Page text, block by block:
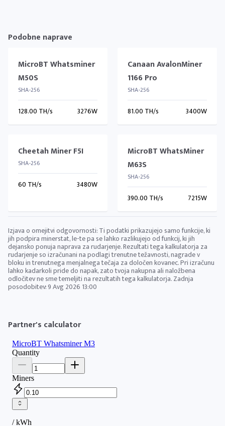
Podobne naprave
MicroBT Whatsminer
M50S
SHA-256
128.00 TH/s 3276W
Canaan AvalonMiner
1166 Pro
SHA-256
81.00 TH/s 3400W
Cheetah Miner F5I
SHA-256
60 TH/s 3480W
MicroBT WhatsMiner
M63S
SHA-256
390.00 TH/s 7215W
Izjava o omejitvi odgovornosti: Ti podatki prikazujejo samo funkcije, ki
jih podpira minerstat, le-te pa se lahko razlikujejo od funkcij, ki jih
dejansko ponuja naprava za rudarjenje. Rezultati tega kalkulatorja za
rudarjenje so izračunani na podlagi trenutne težavnosti, nagrade v
bloku in trenutnega menjalnega tečaja za določen kovanec. Pri izračunu
lahko kadarkoli pride do napak, zato tvoja nakupna ali naložbena
odločitev ne sme temeljiti na rezultatih tega kalkulatorja. Zadnja
posodobitev:9 Avg 2026 13:00
Partner's calculator